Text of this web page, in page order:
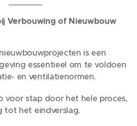
Verbouwing of Nieuwbouw
is een
essentieel om te voldoen
en ventilatienormen.
voor stap door het hele proces,
tot het eindverslag.